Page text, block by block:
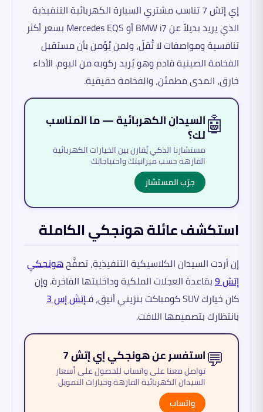
إي إتش 7 تناسب مشتري السيارة الكهربائية التنفيذية
الذي يريد بديلاً عن BMW i7 أو Mercedes EQS بسعر أكثر
تنافسية ومواصفات لا تُقلّ، ولمن يُؤمن بأن مستقبل
الفخامة الصينية قادم وهو يُريد ركوبه من اليوم. الأداء
خارق، المدى مطمئن، والفخامة حقيقية.
🤖السيدان الكهربائية — ما المناسب
لك؟
مستشارنا الذكي يُقارن بين الخيارات الكهربائية
الفارهة حسب ميزانيتك واحتياجاتك
جرّب المستشار
استكشف عائلة هونجكي الكاملة
إن أردت السيدان الكلاسيكية التنفيذية، تصفَّحهونجكي
إتش 9 بقاعدة العجلات الملكية وداخليتها الفاخرة. وإن
كان خيارك SUV كومباكت بنزيني أنيق، فـ
إتش إس 3
بانتظارك بتصميمها اللافت.
💬استفسر عن هونجكي إي إتش 7
تواصل معنا على واتساب للحصول على أسعار
السيدان الكهربائية الفارهة وخيارات التمويل
واتساب